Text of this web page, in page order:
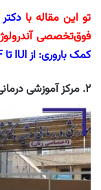
تو این مقاله با
فوق‌تخصصی
کمک باروری: از IUI تا IVF و ICSI
۲. مرکز آموزشی درمانی شهید دکتر بهشتی اصفهان